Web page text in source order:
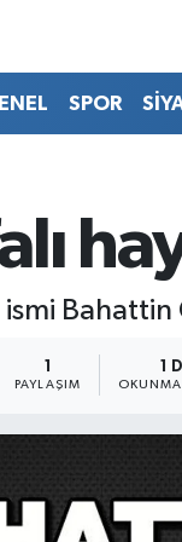
SPOR
Bahattin
1
PAYLAŞIM
1
OKUNMA